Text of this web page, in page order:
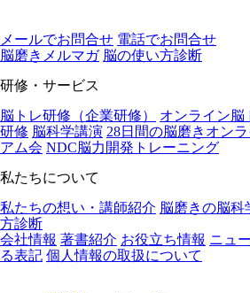
メールでお問合せ 電話でお問合せ
脳磨きメルマガ 脳の使い⽅診断
研修・サービス
脳トレ研修（企業研修）
オンライン脳
研修 脳科学講演 28日間の脳磨きオン
アム会 NDC脳力開発トレーニング
私たちについて
私たちの想い・講師紹介 脳磨きの脳科
方診断
会社情報 著書紹介 お役立ち情報 ニュ
る表記 個人情報の取扱について